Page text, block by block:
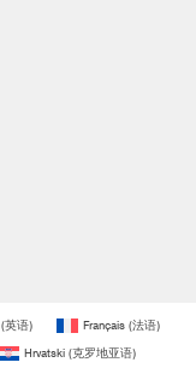
(英语) Français (法语)
Hrvatski(克罗地亚语)